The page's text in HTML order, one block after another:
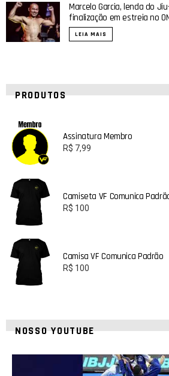
Marcelo Garcia, lenda do
finalização em estreia no
LEIA MAIS
PRODUTOS
Assinatura Membro
R$ 7,99
Camiseta VF Comunica
R$ 100
Camisa VF Comunica Padrão
R$ 100
NOSSO YOUTUBE